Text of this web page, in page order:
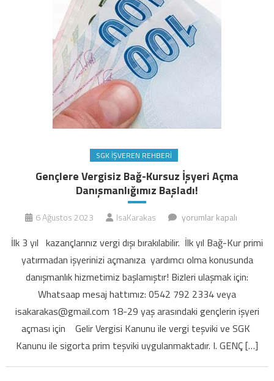
SGK İŞVEREN REHBERI
Gençlere Vergisiz Bağ-Kursuz İşyeri Açma
Danışmanlığımız Başladı!
6 Ağustos 2023 IsaKarakas
Gençlere
Bağ-
Kursuz
İşyeri
Açma
Danışmanlığımız
Başladı!
yorumlar kapalı
İlk 3 yıl kazançlarınız vergi dışı bırakılabilir. İlk yıl Bağ-Kur primi
yatırmadan işyerinizi açmanıza yardımcı olma konusunda
danışmanlık hizmetimiz başlamıştır! Bizleri ulaşmak için:
Whatsaap mesaj hattımız: 0542 792 2334 veya
isakarakas@gmail.com 18-29 yaş arasındaki gençlerin işyeri
açması için Gelir Vergisi Kanunu ile vergi teşviki ve SGK
Kanunu ile sigorta prim teşviki uygulanmaktadır. I. GENÇ […]